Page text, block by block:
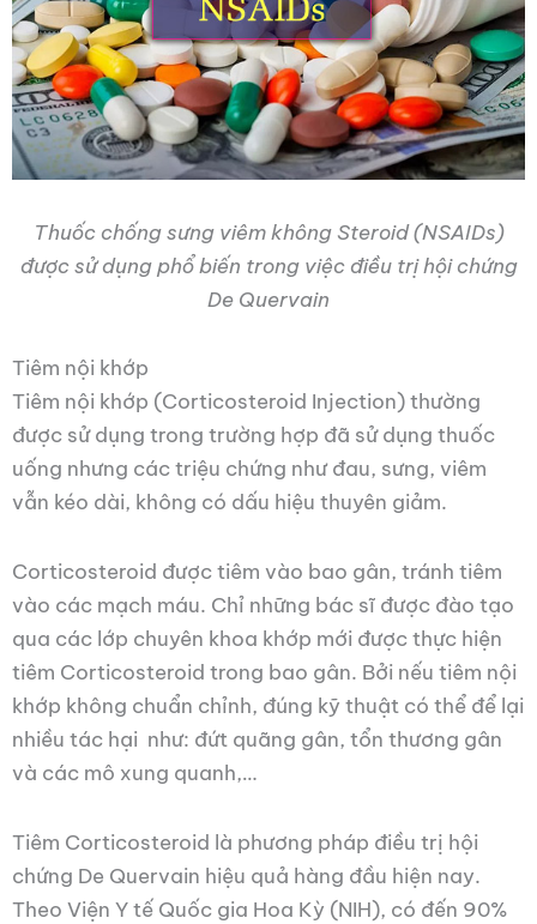
Thuốc chống sưng viêm không Steroid (NSAIDs)
được sử dụng phổ biến trong việc điều trị hội chứng
De Quervain
Tiêm nội khớp
Tiêm nội khớp (Corticosteroid Injection) thường
được sử dụng trong trường hợp đã sử dụng thuốc
uống nhưng các triệu chứng như đau, sưng, viêm
vẫn kéo dài, không có dấu hiệu thuyên giảm.
Corticosteroid được tiêm vào bao gân, tránh tiêm
vào các mạch máu. Chỉ những bác sĩ được đào tạo
qua các lớp chuyên khoa khớp mới được thực hiện
tiêm Corticosteroid trong bao gân. Bởi nếu tiêm nội
khớp không chuẩn chỉnh, đúng kỹ thuật có thể để lại
nhiều tác hại như: đứt quãng gân, tổn thương gân
và các mô xung quanh,…
Tiêm Corticosteroid là phương pháp điều trị hội
chứng De Quervain hiệu quả hàng đầu hiện nay.
Theo Viện Y tế Quốc gia Hoa Kỳ (NIH), có đến 90%